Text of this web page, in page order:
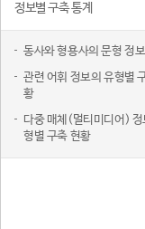
정보별 구축 통계
동사와 형용사의 문형 정
관련 어휘 정보의 유형별
황
다중 매체(멀티미디어) 정
형별 구축 현황